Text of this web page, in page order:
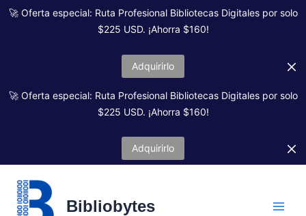
🚀 Oferta especial: Ruta Profesional Bibliotecas Digitales por solo
$225 USD. ¡Ahorra $160!
Adquirirlo
🚀 Oferta especial: Ruta Profesional Bibliotecas Digitales por solo
$225 USD. ¡Ahorra $160!
Adquirirlo
Bibliobytes